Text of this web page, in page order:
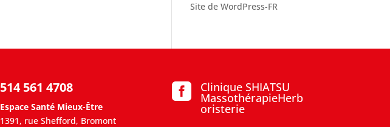
Site de WordPress-FR
514 561 4708
Espace Santé Mieux-Être
1391, rue Shefford, Bromont
 Clinique SHIATSU
MassothérapieHerb
oristerie